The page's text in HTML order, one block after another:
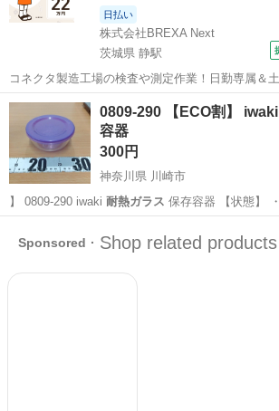
日払い
株式会社BREXA Next
茨城県 静駅
コネクタ製造工場の検査や測定作業！日勤専属＆
日128日★クリーンルーム内作業★マイカー通勤
★就業先食堂利用可！日払い制度あり！《茨城県常陸
工場のお仕事 ◇コネクタ製造工...
茨城 常陸大宮市 その他
0809-290 【ECO割】
容器
300円
神奈川県 川崎市
】 0809-290 iwaki 耐熱ガラス 保存容器 【状態】